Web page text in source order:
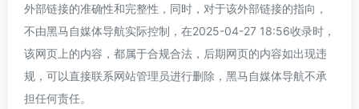
外部链接的准确性和完整性，同时，对于该外部链接的指向，
不由黑马自媒体导航实际控制，在2025-04-27 18:56收录时，
该网页上的内容，都属于合规合法，后期网页的内容如出现违
规，可以直接联系网站管理员进行删除，黑马自媒体导航不承
担任何责任。